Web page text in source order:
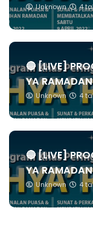
Unknown 4
🔴 [LIVE]
YA
Unknown 4
🔴 [LIVE]
YA
Unknown 4